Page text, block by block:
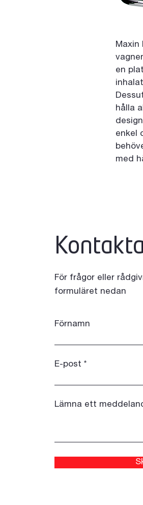
Maxin
en
hålla
enkel
med
För frågor eller
formuläret nedan
Förnamn
E-post
Lämna ett